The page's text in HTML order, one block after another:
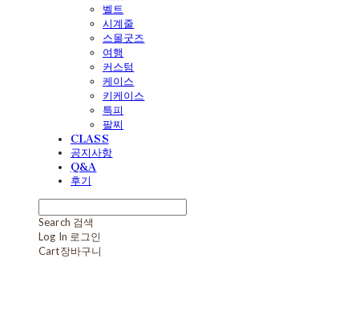
벨트
시계줄
스몰굿즈
여행
커스텀
케이스
키케이스
특피
팔찌
CLASS
공지사항
Q&A
후기
Search 검색
Log In 로그인
Cart장바구니